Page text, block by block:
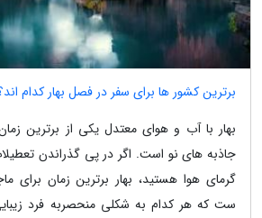
برترین کشور ها برای سفر در فصل بهار کدام
بهار با آب و هوای معتدل یکی از برترین
جاذبه های نو است. اگر در پی گذراندن
گرمای هوا هستید، بهار برترین زمان برای
ست که هر کدام به شکلی منحصربه فرد